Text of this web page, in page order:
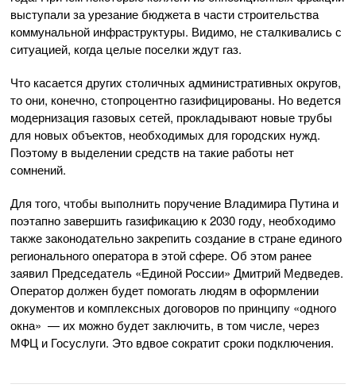
выступали за урезание бюджета в части строительства
коммунальной инфраструктуры. Видимо, не сталкивались с
ситуацией, когда целые поселки ждут газ.
Что касается других столичных административных округов,
то они, конечно, стопроцентно газифицированы. Но ведется
модернизация газовых сетей, прокладывают новые трубы
для новых объектов, необходимых для городских нужд.
Поэтому в выделении средств на такие работы нет
сомнений.
Для того, чтобы выполнить поручение Владимира Путина и
поэтапно завершить газификацию к 2030 году, необходимо
также законодательно закрепить создание в стране единого
регионального оператора в этой сфере. Об этом ранее
заявил Председатель «Единой России» Дмитрий Медведев.
Оператор должен будет помогать людям в оформлении
документов и комплексных договоров по принципу «одного
окна» — их можно будет заключить, в том числе, через
МФЦ и Госуслуги. Это вдвое сократит сроки подключения.